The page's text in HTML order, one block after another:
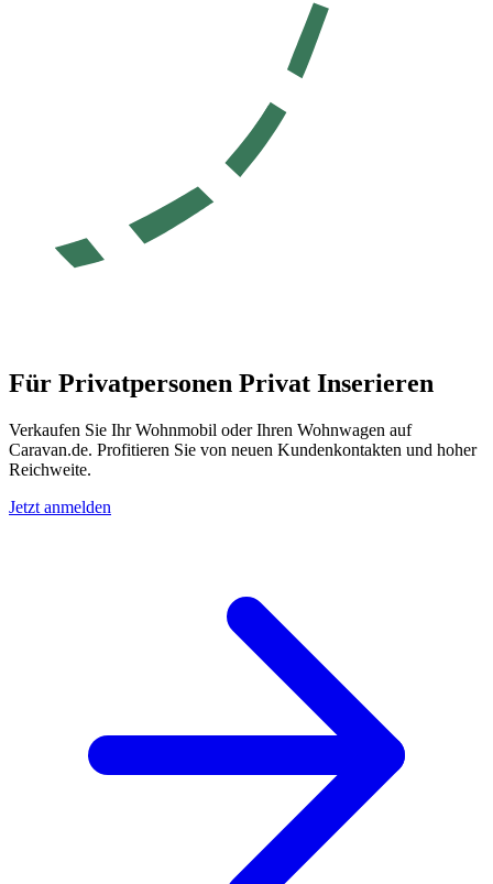
Für Privatpersonen Privat Inserieren
Verkaufen Sie Ihr Wohnmobil oder Ihren Wohnwagen auf
Caravan.de. Profitieren Sie von neuen Kundenkontakten und hoher
Reichweite.
Jetzt anmelden